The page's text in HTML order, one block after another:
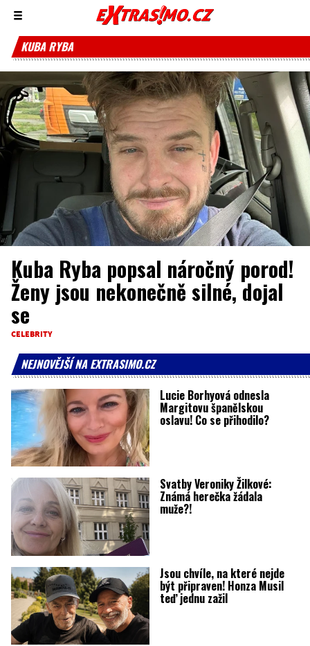
Zobrazit/skrýt
KUBA RYBA
Kuba Ryba popsal náročný porod!
Ženy jsou nekonečně silné, dojal
se
CELEBRITY
NEJNOVĚJŠÍ NA EXTRASIMO.CZ
Lucie Borhyová odnesla
Margitovu španělskou
oslavu! Co se přihodilo?
Svatby Veroniky Žilkové:
Známá herečka žádala
muže?!
Jsou chvíle, na které nejde
být připraven! Honza Musil
teď jednu zažil